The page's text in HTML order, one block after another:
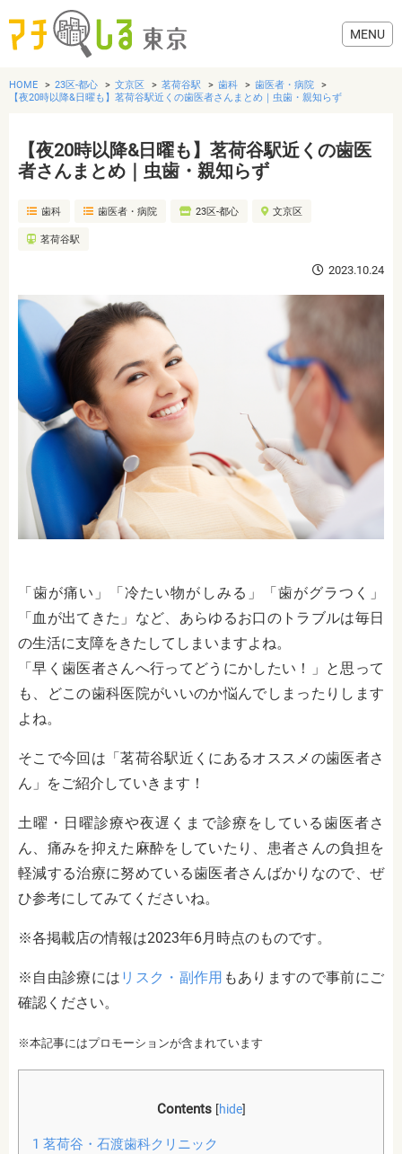
グルメ
美容・健康
おでかけ
生活
HOME 23区-都心 文京区 茗荷谷駅 歯科
歯医者・病院
【夜20時以降&日曜も】茗荷谷駅近くの歯医者さんまとめ｜虫歯・親知らず
【夜20時以降&日曜も】茗荷谷駅近くの歯医
者さんまとめ｜虫歯・親知らず
歯科 歯医者・病院 23区-都心 文京区
茗荷谷駅
2023.10.24
「歯が痛い」「冷たい物がしみる」「歯がグラつく」
「血が出てきた」など、あらゆるお口のトラブルは毎日
の生活に支障をきたしてしまいますよね。
「早く歯医者さんへ行ってどうにかしたい！」と思って
も、どこの歯科医院がいいのか悩んでしまったりします
よね。
そこで今回は「茗荷谷駅近くにあるオススメの歯医者さ
ん」をご紹介していきます！
土曜・日曜診療や夜遅くまで診療をしている歯医者さ
ん、痛みを抑えた麻酔をしていたり、患者さんの負担を
軽減する治療に努めている歯医者さんばかりなので、ぜ
ひ参考にしてみてくださいね。
※各掲載店の情報は2023年6月時点のものです。
※自由診療には リスク・副作用 もありますので事前にご
確認ください。
※本記事にはプロモーションが含まれています
Contents [hide]
1 茗荷谷・石渡歯科クリニック